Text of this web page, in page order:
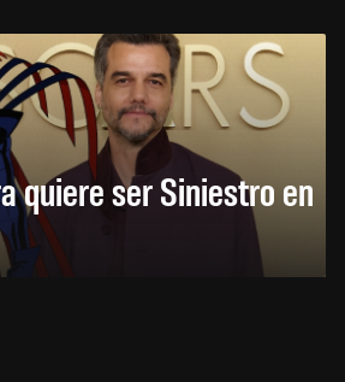
quiere ser Siniestro en